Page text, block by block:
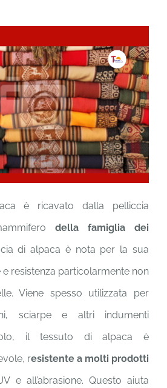
è ricavato dalla pelliccia
della famiglia dei
di alpaca è nota per la sua
resistenza particolarmente non
Viene spesso utilizzata per
sciarpe e altri indumenti
il tessuto di alpaca è
resistente a molti prodotti
e all’abrasione. Questo aiuta